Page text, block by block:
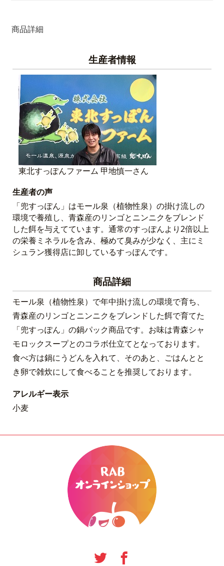
商品詳細
生産者情報
東北すっぽんファーム 甲地慎一さん
生産者の声
「兜すっぽん」はモール泉（植物性泉）の掛け流しの
環境で養殖し、青森産のリンゴとニンニクをブレンド
した餌を与えてています。通常のすっぽんより2倍以上
の栄養ミネラルを含み、極めて臭みが少なく、主にミ
シュラン獲得店に卸しているすっぽんです。
商品詳細
モール泉（植物性泉）で年中掛け流しの環境で育ち、
青森産のリンゴとニンニクをブレンドした餌で育てた
「兜すっぽん」の鍋パック商品です。お味は青森シャ
モロックスープとのコラボ仕立てとなっております。
食べ方は鍋にうどんを入れて、そのあと、ごはんとと
き卵で雑炊にして食べることを推奨しております。
アレルギー表示
小麦